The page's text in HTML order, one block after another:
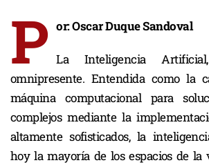
P or: Oscar Duque Sandoval
La Inteligencia
omnipresente. Entendida como la
máquina computacional para
complejos mediante la
altamente sofisticados, la
hoy la mayoría de los espacios de la